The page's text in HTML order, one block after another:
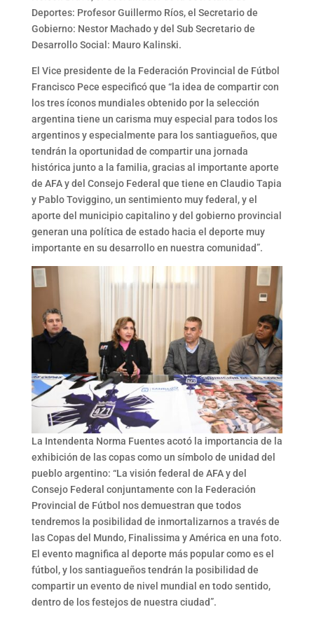
Deportes: Profesor Guillermo Ríos, el Secretario de
Gobierno: Nestor Machado y del Sub Secretario de
Desarrollo Social: Mauro Kalinski.
El Vice presidente de la Federación Provincial de Fútbol
Francisco Pece especificó que “la idea de compartir con
los tres íconos mundiales obtenido por la selección
argentina tiene un carisma muy especial para todos los
argentinos y especialmente para los santiagueños, que
tendrán la oportunidad de compartir una jornada
histórica junto a la familia, gracias al importante aporte
de AFA y del Consejo Federal que tiene en Claudio Tapia
y Pablo Toviggino, un sentimiento muy federal, y el
aporte del municipio capitalino y del gobierno provincial
generan una política de estado hacia el deporte muy
importante en su desarrollo en nuestra comunidad”.
La Intendenta Norma Fuentes acotó la importancia de la
exhibición de las copas como un símbolo de unidad del
pueblo argentino: “La visión federal de AFA y del
Consejo Federal conjuntamente con la Federación
Provincial de Fútbol nos demuestran que todos
tendremos la posibilidad de inmortalizarnos a través de
las Copas del Mundo, Finalissima y América en una foto.
El evento magnifica al deporte más popular como es el
fútbol, y los santiagueños tendrán la posibilidad de
compartir un evento de nivel mundial en todo sentido,
dentro de los festejos de nuestra ciudad”.